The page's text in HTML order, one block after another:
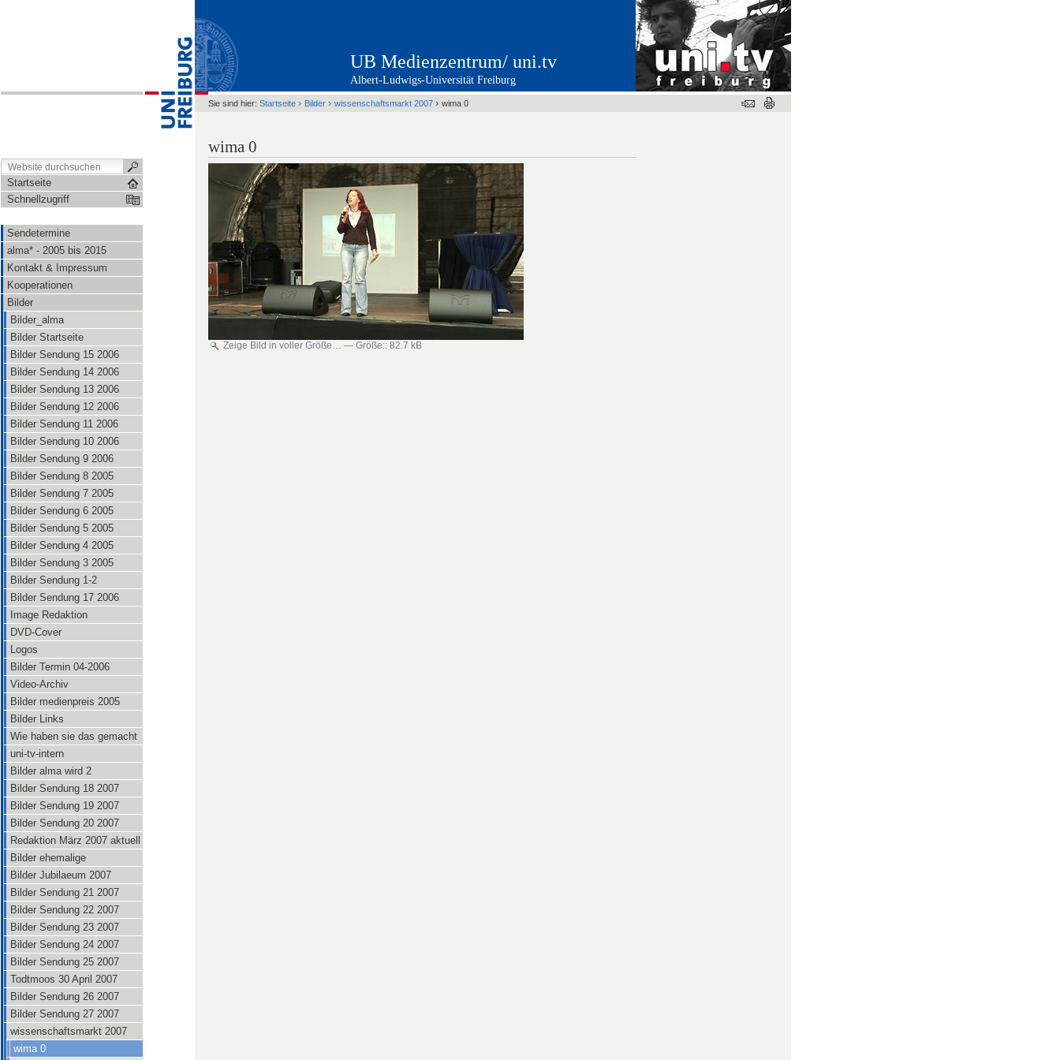
Startseite
Schnellzugriff
Sendetermine
alma* - 2005 bis 2015
Kontakt & Impressum
Kooperationen
Bilder
Bilder_alma
Bilder Startseite
Bilder Sendung 15 2006
Bilder Sendung 14 2006
Bilder Sendung 13 2006
Bilder Sendung 12 2006
Bilder Sendung 11 2006
Bilder Sendung 10 2006
Bilder Sendung 9 2006
Bilder Sendung 8 2005
Bilder Sendung 7 2005
Bilder Sendung 6 2005
Bilder Sendung 5 2005
Bilder Sendung 4 2005
Bilder Sendung 3 2005
Bilder Sendung 1-2
Bilder Sendung 17 2006
Image Redaktion
DVD-Cover
Logos
Bilder Termin 04-2006
Video-Archiv
Bilder medienpreis 2005
Bilder Links
Wie haben sie das gemacht
uni-tv-intern
Bilder alma wird 2
Bilder Sendung 18 2007
Bilder Sendung 19 2007
Bilder Sendung 20 2007
Redaktion März 2007 aktuell
Bilder ehemalige
Bilder Jubilaeum 2007
Bilder Sendung 21 2007
Bilder Sendung 22 2007
Bilder Sendung 23 2007
Bilder Sendung 24 2007
Bilder Sendung 25 2007
Todtmoos 30 April 2007
Bilder Sendung 26 2007
Bilder Sendung 27 2007
wissenschaftsmarkt 2007
wima 0
UB Medienzentrum/ uni.tv
Albert-Ludwigs-Universität Freiburg
Sie sind hier: Startseite › Bilder › wissenschaftsmarkt 2007 › wima 0
wima 0
Zeige Bild in voller Größe… — Größe:: 82.7 kB